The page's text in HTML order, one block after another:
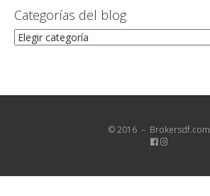
Categorías del blog
Categorías
del
© 2016 － Brokersdf.com